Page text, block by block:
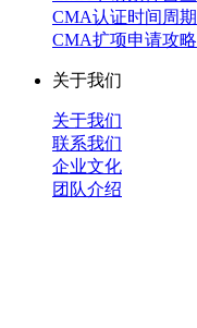
CMA认证时间周期
CMA扩项申请攻略
关于我们
关于我们
联系我们
企业文化
团队介绍